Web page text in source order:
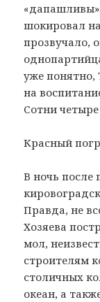
шокировал
прозвучало,
уже понятно,
на
Сотни
Красный
В ночь после
Правда, не
Хозяева
мол,
строителям
столичных
океан, а